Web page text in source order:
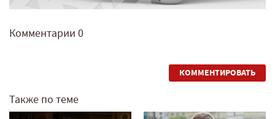
Комментарии 0
КОММЕНТИРОВАТЬ
Также по теме